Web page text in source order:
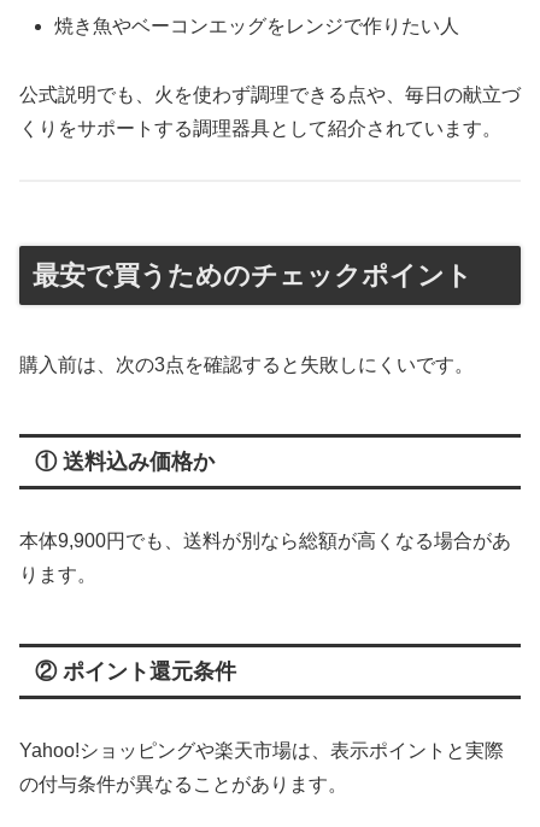
焼き魚やベーコンエッグをレンジで作りたい人
公式説明でも、火を使わず調理できる点や、毎日の献立づ
くりをサポートする調理器具として紹介されています。
最安で買うためのチェックポイント
購入前は、次の3点を確認すると失敗しにくいです。
① 送料込み価格か
本体9,900円でも、送料が別なら総額が高くなる場合があ
ります。
② ポイント還元条件
Yahoo!ショッピングや楽天市場は、表示ポイントと実際
の付与条件が異なることがあります。